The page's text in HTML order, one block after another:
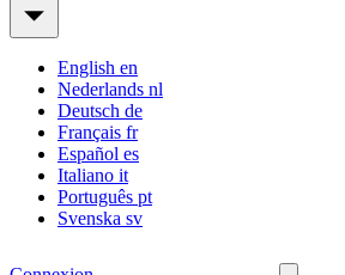
English en
Nederlands nl
Deutsch de
Français fr
Español es
Italiano it
Português pt
Svenska sv